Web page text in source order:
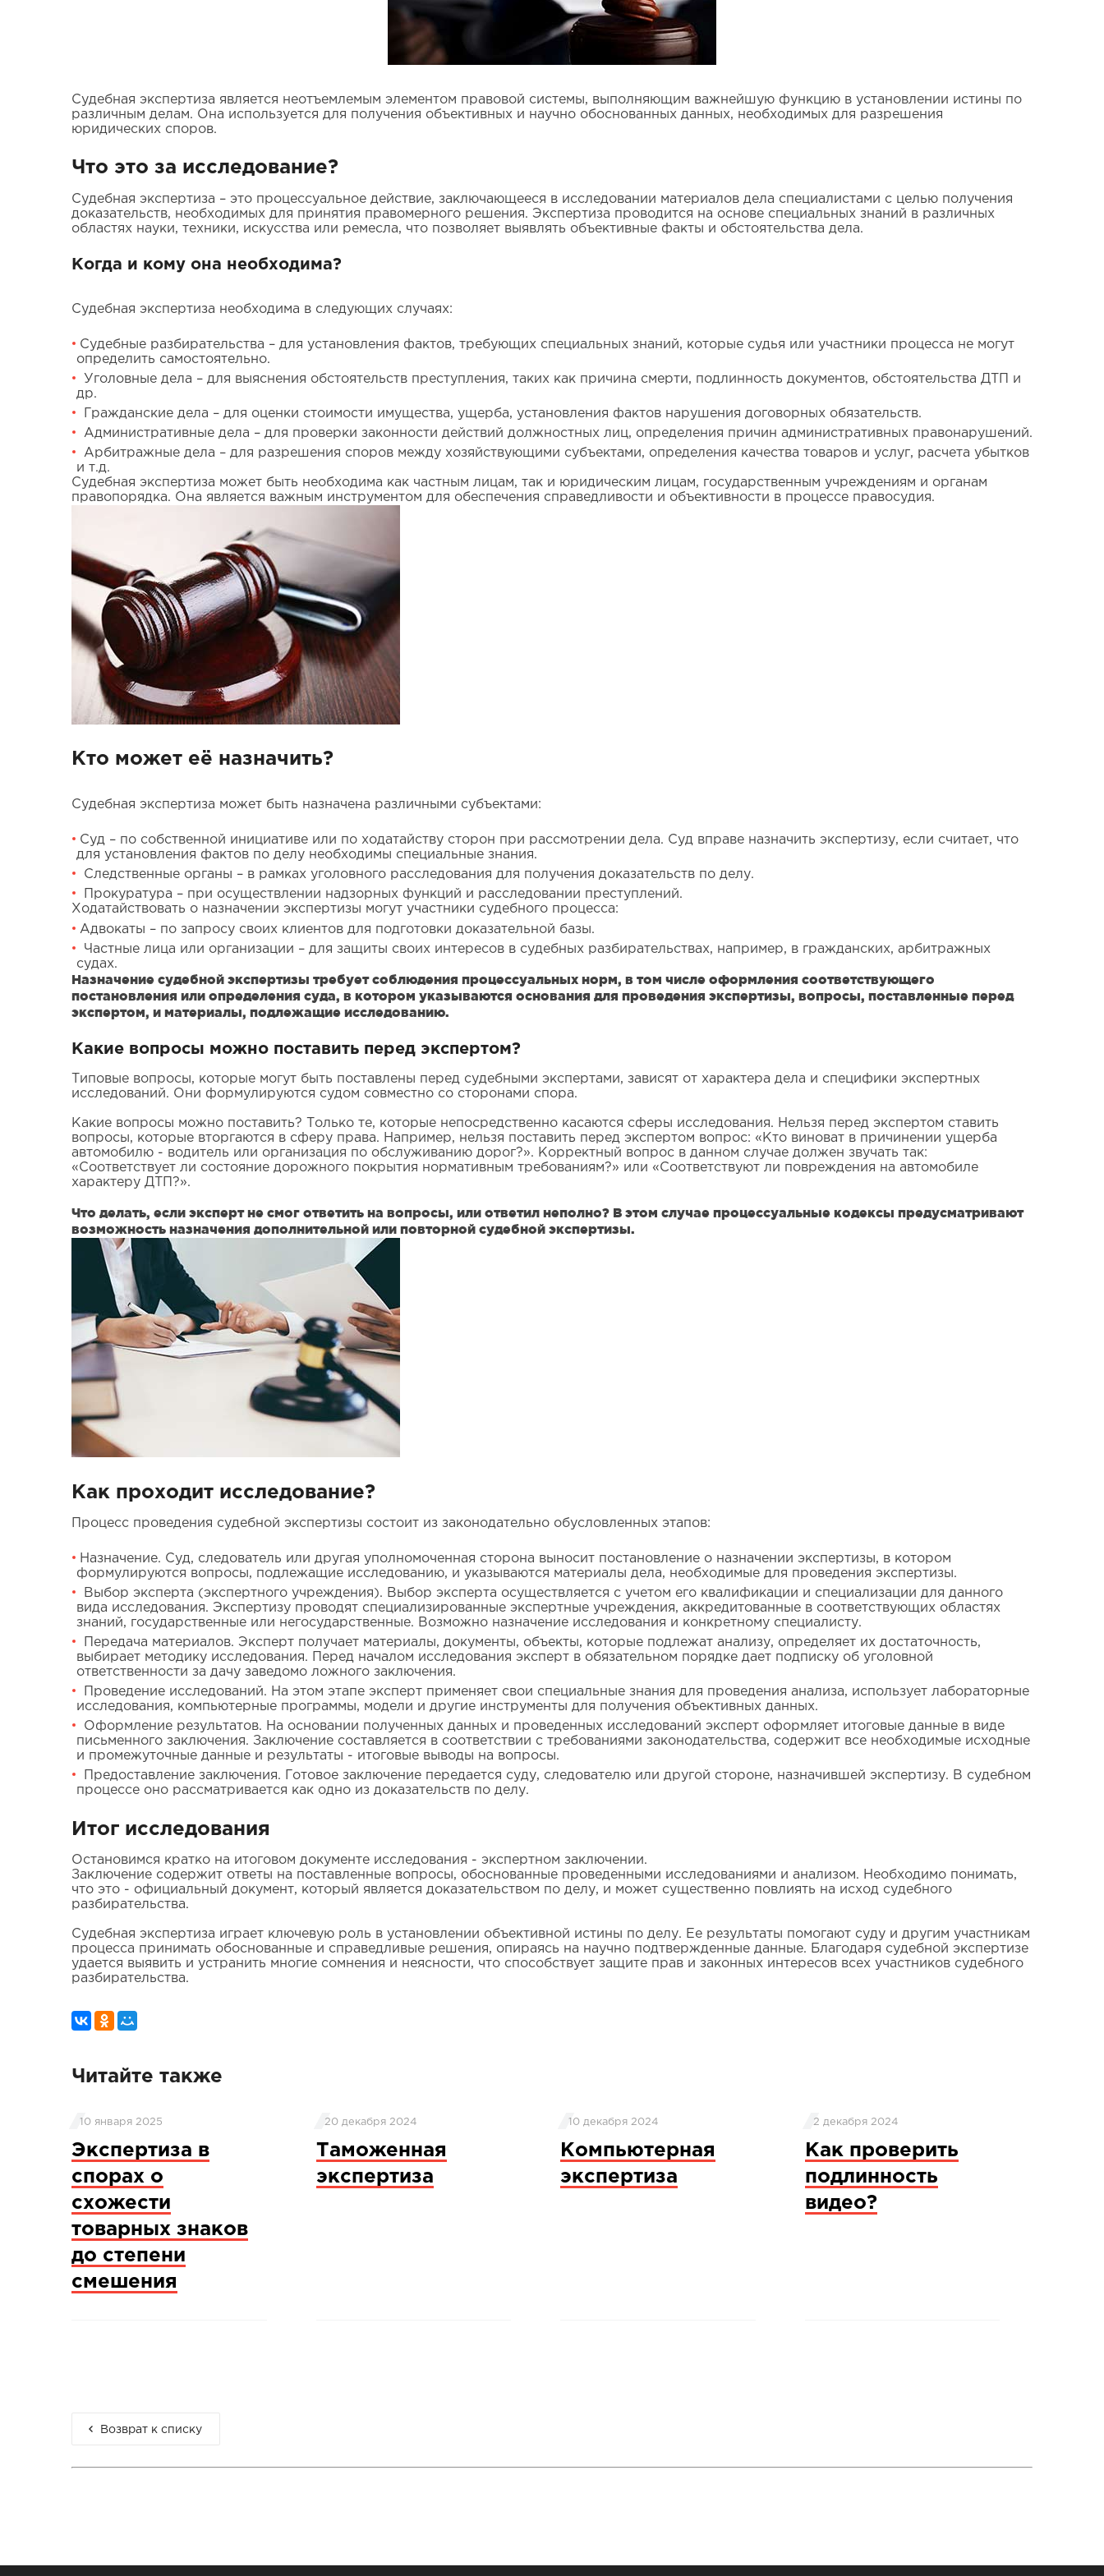
Судебная экспертиза является неотъемлемым элементом правовой системы, выполняющим важнейшую функцию в установлении истины по
различным делам. Она используется для получения объективных и научно обоснованных данных, необходимых для разрешения
юридических споров.
Что это за исследование?
Судебная экспертиза – это процессуальное действие, заключающееся в исследовании материалов дела специалистами с целью получения
доказательств, необходимых для принятия правомерного решения. Экспертиза проводится на основе специальных знаний в различных
областях науки, техники, искусства или ремесла, что позволяет выявлять объективные факты и обстоятельства дела.
Когда и кому она необходима?
Судебная экспертиза необходима в следующих случаях:
Судебные разбирательства – для установления фактов, требующих специальных знаний, которые судья или участники процесса не могут
определить самостоятельно.
Уголовные дела – для выяснения обстоятельств преступления, таких как причина смерти, подлинность документов, обстоятельства ДТП и
др.
Гражданские дела – для оценки стоимости имущества, ущерба, установления фактов нарушения договорных обязательств.
Административные дела – для проверки законности действий должностных лиц, определения причин административных правонарушений.
Арбитражные дела – для разрешения споров между хозяйствующими субъектами, определения качества товаров и услуг, расчета убытков
и т.д.
Судебная экспертиза может быть необходима как частным лицам, так и юридическим лицам, государственным учреждениям и органам
правопорядка. Она является важным инструментом для обеспечения справедливости и объективности в процессе правосудия.
Кто может её назначить?
Судебная экспертиза может быть назначена различными субъектами:
Суд – по собственной инициативе или по ходатайству сторон при рассмотрении дела. Суд вправе назначить экспертизу, если считает, что
для установления фактов по делу необходимы специальные знания.
Следственные органы – в рамках уголовного расследования для получения доказательств по делу.
Прокуратура – при осуществлении надзорных функций и расследовании преступлений.
Ходатайствовать о назначении экспертизы могут участники судебного процесса:
Адвокаты – по запросу своих клиентов для подготовки доказательной базы.
Частные лица или организации – для защиты своих интересов в судебных разбирательствах, например, в гражданских, арбитражных
судах.
Назначение судебной экспертизы требует соблюдения процессуальных норм, в том числе оформления соответствующего
постановления или определения суда, в котором указываются основания для проведения экспертизы, вопросы, поставленные перед
экспертом, и материалы, подлежащие исследованию.
Какие вопросы можно поставить перед экспертом?
Типовые вопросы, которые могут быть поставлены перед судебными экспертами, зависят от характера дела и специфики экспертных
исследований. Они формулируются судом совместно со сторонами спора.
Какие вопросы можно поставить? Только те, которые непосредственно касаются сферы исследования. Нельзя перед экспертом ставить
вопросы, которые вторгаются в сферу права. Например, нельзя поставить перед экспертом вопрос: «Кто виноват в причинении ущерба
автомобилю - водитель или организация по обслуживанию дорог?». Корректный вопрос в данном случае должен звучать так:
«Соответствует ли состояние дорожного покрытия нормативным требованиям?» или «Соответствуют ли повреждения на автомобиле
характеру ДТП?».
Что делать, если эксперт не смог ответить на вопросы, или ответил неполно? В этом случае процессуальные кодексы предусматривают
возможность назначения дополнительной или повторной судебной экспертизы.
Как проходит исследование?
Процесс проведения судебной экспертизы состоит из законодательно обусловленных этапов:
Назначение. Суд, следователь или другая уполномоченная сторона выносит постановление о назначении экспертизы, в котором
формулируются вопросы, подлежащие исследованию, и указываются материалы дела, необходимые для проведения экспертизы.
Выбор эксперта (экспертного учреждения). Выбор эксперта осуществляется с учетом его квалификации и специализации для данного
вида исследования. Экспертизу проводят специализированные экспертные учреждения, аккредитованные в соответствующих областях
знаний, государственные или негосударственные. Возможно назначение исследования и конкретному специалисту.
Передача материалов. Эксперт получает материалы, документы, объекты, которые подлежат анализу, определяет их достаточность,
выбирает методику исследования. Перед началом исследования эксперт в обязательном порядке дает подписку об уголовной
ответственности за дачу заведомо ложного заключения.
Проведение исследований. На этом этапе эксперт применяет свои специальные знания для проведения анализа, использует лабораторные
исследования, компьютерные программы, модели и другие инструменты для получения объективных данных.
Оформление результатов. На основании полученных данных и проведенных исследований эксперт оформляет итоговые данные в виде
письменного заключения. Заключение составляется в соответствии с требованиями законодательства, содержит все необходимые исходные
и промежуточные данные и результаты - итоговые выводы на вопросы.
Предоставление заключения. Готовое заключение передается суду, следователю или другой стороне, назначившей экспертизу. В судебном
процессе оно рассматривается как одно из доказательств по делу.
Итог исследования
Остановимся кратко на итоговом документе исследования - экспертном заключении.
Заключение содержит ответы на поставленные вопросы, обоснованные проведенными исследованиями и анализом. Необходимо понимать,
что это - официальный документ, который является доказательством по делу, и может существенно повлиять на исход судебного
разбирательства.
Судебная экспертиза играет ключевую роль в установлении объективной истины по делу. Ее результаты помогают суду и другим участникам
процесса принимать обоснованные и справедливые решения, опираясь на научно подтвержденные данные. Благодаря судебной экспертизе
удается выявить и устранить многие сомнения и неясности, что способствует защите прав и законных интересов всех участников судебного
разбирательства.
Читайте также
10 января 2025
Экспертиза в
спорах о
схожести
товарных знаков
до степени
смешения
20 декабря 2024
Таможенная
экспертиза
10 декабря 2024
Компьютерная
экспертиза
2 декабря 2024
Как проверить
подлинность
видео?
Возврат к списку